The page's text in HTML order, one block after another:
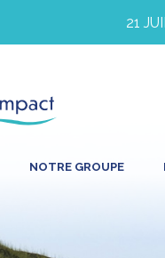
21
NOTRE GROUPE